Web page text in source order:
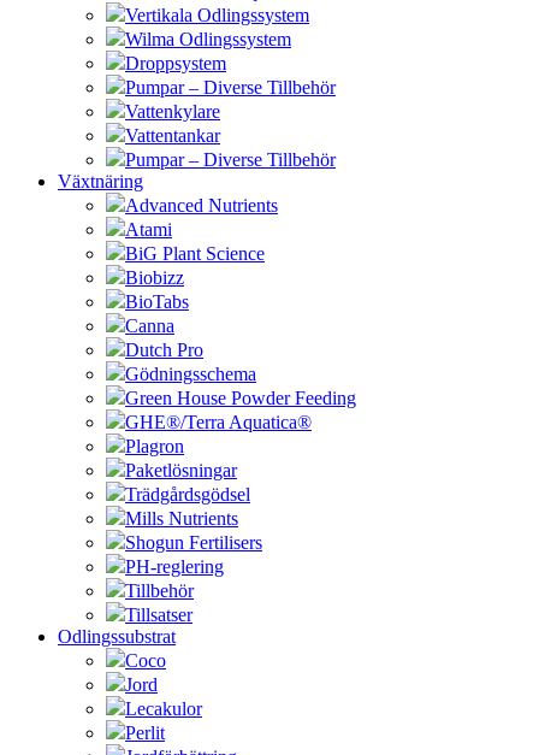
Vertikala Odlingssystem
Wilma Odlingssystem
Droppsystem
Pumpar – Diverse Tillbehör
Vattenkylare
Vattentankar
Pumpar – Diverse Tillbehör
Växtnäring
Advanced Nutrients
Atami
BiG Plant Science
Biobizz
BioTabs
Canna
Dutch Pro
Gödningsschema
Green House Powder Feeding
GHE®/Terra Aquatica®
Plagron
Paketlösningar
Trädgårdsgödsel
Mills Nutrients
Shogun Fertilisers
PH-reglering
Tillbehör
Tillsatser
Odlingssubstrat
Coco
Jord
Lecakulor
Perlit